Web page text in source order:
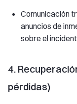
Comunicación
anuncios de
sobre el
4.
pérdidas)